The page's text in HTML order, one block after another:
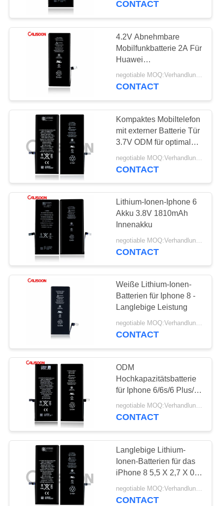
CONTACT
4.2V Abnehmbare
Mobilfunkbatterie 2A Für
Huawei
Mobilfunkbatterie
negotiable MOQ:Verhandlungsfähig
CONTACT
Kompaktes Mobiltelefon
mit externer Batterie Tür
3.7V ODM für optimale
Leistung
CONTACT
Lithium-Ionen-Iphone 6
Akku 3.8V 1810mAh
Innenakku
negotiable MOQ:Verhandlungsfähig
CONTACT
Weiße Lithium-Ionen-
Batterien für Iphone 8 -
Langlebige Leistung
negotiable MOQ:Verhandlungsfähig
CONTACT
ODM
Hochkapazitätsbatterie
für Iphone 6/6s/6 Plus/6s
Plus/7/7 Plus
negotiable MOQ:Verhandlungsfähig
CONTACT
Langlebige Lithium-
Ionen-Batterien für das
iPhone 8 5,5 X 2,7 X 0,2
CONTACT